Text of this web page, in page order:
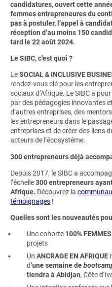
candidatures, ouvert cette
femmes entrepreneures du
pas à postuler, l’appel à
réception d’au moins 150
tard le 22 août 2024.
Le SIBC, c’est quoi ?
LeSOCIAL & INCLUSIVE
rendez-vous clé pour les
sociaux d’Afrique. Le SIBC a
par des pédagogies innovantes
d’autres entreprises, des
les entrepreneurs dans le
entreprises et de créer des liens
acteurs de l’écosystème.
300 entrepreneurs déjà
Depuis 2017, le SIBC a
l’échelle300 entrepreneurs
Afrique. Découvrez la
témoignages !
Quelles sont les nouveautés
Une cohorte 100% FEMMES
projets
Un ANCRAGE EN AFRIQUE
d’une semaine de
tiendra à Abidjan, Côte